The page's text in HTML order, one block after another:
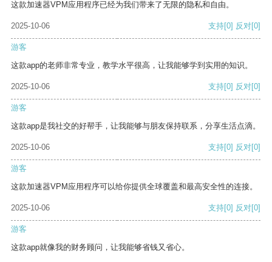
这款加速器VPM应用程序已经为我们带来了无限的隐私和自由。
2025-10-06 支持[0] 反对[0]
游客
这款app的老师非常专业，教学水平很高，让我能够学到实用的知识。
2025-10-06 支持[0] 反对[0]
游客
这款app是我社交的好帮手，让我能够与朋友保持联系，分享生活点滴。
2025-10-06 支持[0] 反对[0]
游客
这款加速器VPM应用程序可以给你提供全球覆盖和最高安全性的连接。
2025-10-06 支持[0] 反对[0]
游客
这款app就像我的财务顾问，让我能够省钱又省心。